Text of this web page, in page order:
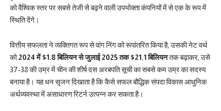
को वैश्विक स्तर पर सबसे तेजी से बढ़ने वाली उपभोक्ता कंपनियों में से एक के रूप में
स्थिति देंगे।
वित्तीय सफलता ने व्यक्तिगत रूप से वांग निंग को रूपांतरित किया है, उसकी नेट वर्थ
को2024 में $1.8 बिलियन से जुलाई 2025 तक $21.1 बिलियनतक बढ़ाकर, उसे
37-38 की उम्र में चीन की शीर्ष दस अरबपति सूची का सबसे कम उम्र का सदस्य
बनाया है। यह धन सृजन दिखाता है कि कैसे सफल बौद्धिक संपदा विकास आधुनिक
अर्थव्यवस्था में असाधारण रिटर्न उत्पन्न कर सकता है।